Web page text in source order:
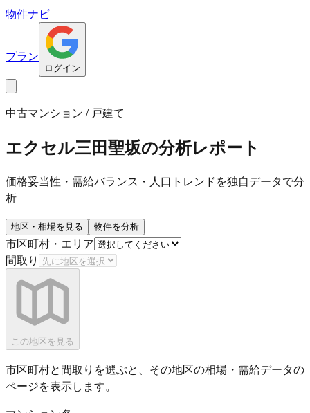
物件ナビ
プラン
ログイン
中古マンション / 戸建て
エクセル三田聖坂の分析レポート
価格妥当性・需給バランス・人口トレンドを独自データで分
析
地区・相場を見る 物件を分析
市区町村・エリア
間取り
この地区を見る
市区町村と間取りを選ぶと、その地区の相場・需給データの
ページを表示します。